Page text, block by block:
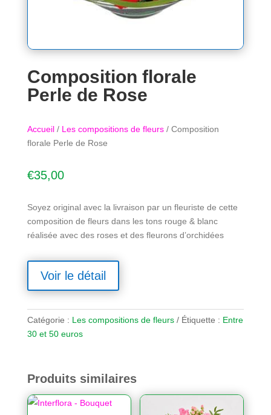
Composition florale
Perle de Rose
Accueil/ Les compositions de fleurs/ Composition
florale Perle de Rose
€35,00
Soyez original avec la livraison par un fleuriste de cette
composition de fleurs dans les tons rouge & blanc
réalisée avec des roses et des fleurons d’orchidées
Voir le détail
Catégorie : Les compositions de fleurs Étiquette : Entre
30 et 50 euros
Produits similaires